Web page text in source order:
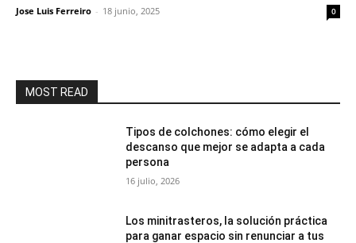
Jose Luis Ferreiro - 18 junio, 2025 0
MOST READ
Tipos de colchones: cómo elegir el
descanso que mejor se adapta a cada
persona
16 julio, 2026
Los minitrasteros, la solución práctica
para ganar espacio sin renunciar a tus